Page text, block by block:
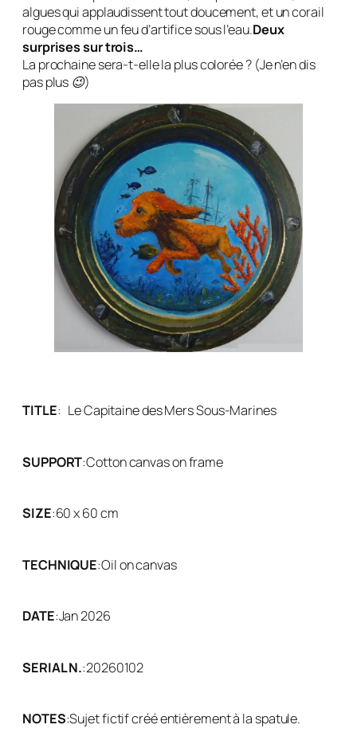
algues qui applaudissent tout doucement, et un corail
rouge comme un feu d’artifice sous l’eau.Deux
surprises sur trois…
La prochaine sera-t-elle la plus colorée ? (Je n’en dis
pas plus 😉)
TITLE: Le Capitaine des Mers Sous-Marines
SUPPORT:Cotton canvas on frame
SIZE:60 x 60 cm
TECHNIQUE:Oil on canvas
DATE:Jan 2026
SERIAL N.:20260102
NOTES:Sujet fictif créé entièrement à la spatule.